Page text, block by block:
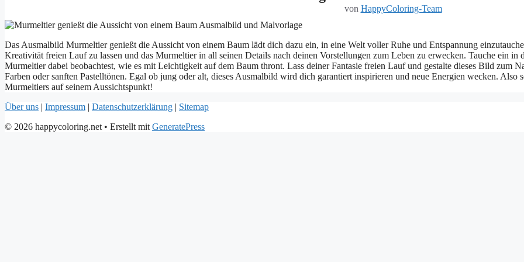
von HappyColoring-Team
Das Ausmalbild Murmeltier genießt die Aussicht von einem Baum lädt dich dazu ein, in eine Welt voller Ruhe und Entspannung
Kreativität freien Lauf zu lassen und das Murmeltier in all seinen Details nach deinen Vorstellungen zum Leben zu erwecken. Tauche ein
Murmeltier dabei beobachtest, wie es mit Leichtigkeit auf dem Baum thront. Lass deiner Fantasie freien Lauf und gestalte dieses Bild zum
Farben oder sanften Pastelltönen. Egal ob jung oder alt, dieses Ausmalbild wird dich garantiert inspirieren und neue Energien wecken. Also
Murmeltiers auf seinem Aussichtspunkt!
Über uns | Impressum | Datenschutzerklärung | Sitemap
© 2026 happycoloring.net • Erstellt mit GeneratePress